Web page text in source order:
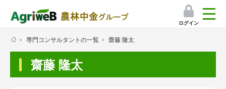
ログイン
マイページ
専門コンサルタントの一覧 齋藤 隆太
齋藤 隆太